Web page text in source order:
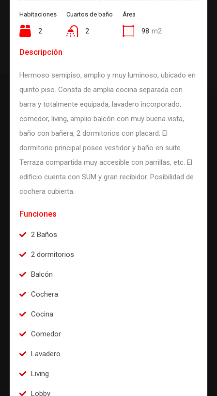
Habitaciones
2
Cuartos de baño
2
Área
98 m2
Descripción
Hermoso semipiso, amplio y muy luminoso, ubicado en
quinto piso. Consta de amplia cocina separada con
barra y totalmente equipada, lavadero incorporado,
comedor, living, amplio balcón con muy buena vista,
baño con bañera, 2 dormitorios con placard. El
dormitorio principal posee vestidor y baño en suite.
Terraza compartida muy accesible con parrillas, etc. El
edificio cuenta con SUM y gran recibidor. Posibilidad de
cochera cubierta.
Funciones
2 Baños
2 dormitorios
Balcón
Cochera
Cocina
Comedor
Lavadero
Living
Lobby